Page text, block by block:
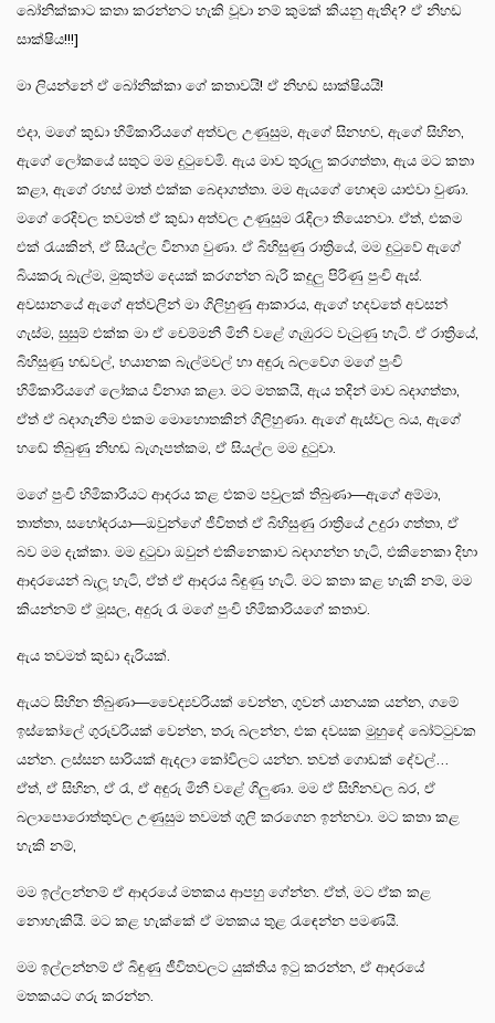
බෝනික්කාට කතා කරන්නට හැකි වූවා නම් කුමක් කියනු ඇතිද? ඒ නිහඩ
සාක්ෂිය!!!]
මා ලියන්නේ ඒ බෝනික්කා ගේ කතාවයි! ඒ නිහඩ සාක්ෂියයි!
එදා, මගේ කුඩා හිමිකාරියගේ අත්වල උණුසුම, ඇගේ සිනහව, ඇගේ සිහින,
ඇගේ ලෝකයේ සතුට මම දුටුවෙමි. ඇය මාව තුරුලු කරගත්තා, ඇය මට කතා
කළා, ඇගේ රහස් මාත් එක්ක බෙදාගත්තා. මම ඇයගේ හොඳම යාළුවා වුණා.
මගේ රෙදිවල තවමත් ඒ කුඩා අත්වල උණුසුම රැඳිලා තියෙනවා. ඒත්, එකම
එක් රැයකින්, ඒ සියල්ල විනාශ වුණා. ඒ බිහිසුණු රාත්‍රියේ, මම දුටුවේ ඇගේ
බියකරු බැල්ම, මුකුත්ම දෙයක් කරගන්න බැරි කදුලු පිරිණු පුංචි ඇස්.
අවසානයේ ඇගේ අත්වලින් මා ගිලිහුණු ආකාරය, ඇගේ හදවතේ අවසන්
ගැස්ම, සුසුම් එක්ක මා ඒ චෙම්මනී මිනී වළේ ගැඹුරට වැටුණු හැටි. ඒ රාත්‍රියේ,
බිහිසුණු හඬවල්, භයානක බැල්මවල් හා අඳුරු බලවේග මගේ පුංචි
හිමිකාරියගේ ලෝකය විනාශ කළා. මට මතකයි, ඇය තදින් මාව බදාගත්තා,
ඒත් ඒ බදාගැනීම එකම මොහොතකින් ගිලිහුණා. ඇගේ ඇස්වල බය, ඇගේ
හඬේ තිබුණු නිහඬ බැගෑපත්කම, ඒ සියල්ල මම දුටුවා.
මගේ පුංචි හිමිකාරියට ආදරය කළ‍ එකම පවුලක් තිබුණා—ඇගේ අම්මා,
තාත්තා, සහෝදරයා—ඔවුන්ගේ ජීවිතත් ඒ බිහිසුණු රාත්‍රියේ උදුරා ගත්තා, ඒ
බව මම දැක්කා. මම දුටුවා ඔවුන් එකිනෙකාව බදාගන්න හැටි, එකිනෙකා දිහා
ආදරයෙන් බැලූ හැටි, ඒත් ඒ ආදරය බිඳුණු හැටි. මට කතා කළ හැකි නම්, මම
කියන්නම් ඒ මූසල, අදුරු රෑ මගේ පුංචි හිමිකාරියගේ කතාව.
ඇය තවමත් කුඩා දැරියක්.
ඇයට සිහින තිබුණා—වෛද්‍යවරියක් වෙන්න, ගුවන් යානයක යන්න, ගමේ
ඉස්කෝලේ ගුරුවරියක් වෙන්න, තරු බලන්න, එක දවසක මුහුදේ බෝට්ටුවක
යන්න. ලස්සන සාරියක් ඇදලා කෝවිලට යන්න. තවත් ගොඩක් දේවල්…
ඒත්, ඒ සිහින, ඒ රෑ, ඒ අඳුරු මිනී වළේ ගිලුණා. මම ඒ සිහිනවල බර, ඒ
බලාපොරොත්තුවල උණුසුම තවමත් ගුලි කරගෙන ඉන්නවා. මට කතා කළ
හැකි නම්,
මම ඉල්ලන්නම් ඒ ආදරයේ මතකය ආපහු ගේන්න. ඒත්, මට ඒක කළ
නොහැකියි. මට කළ හැක්කේ ඒ මතකය තුළ රැඳෙන්න පමණයි.
මම ඉල්ලන්නම් ඒ බිඳුණු ජීවිතවලට යුක්තිය ඉටු කරන්න, ඒ ආදරයේ
මතකයට ගරු කරන්න.